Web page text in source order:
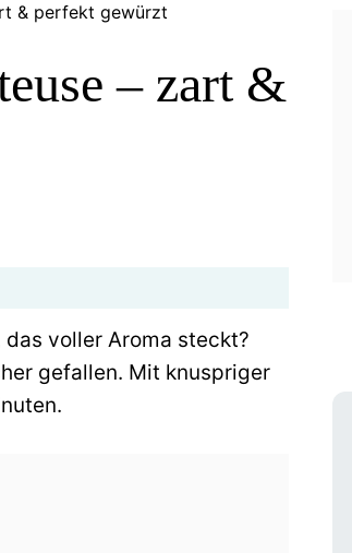
& perfekt gewürzt
– zart &
voller Aroma steckt?
gefallen. Mit knuspriger